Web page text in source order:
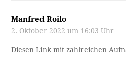
Manfred Roilo
2. Oktober 2022 um 16:03 Uhr
Diesen Link mit zahlreichen